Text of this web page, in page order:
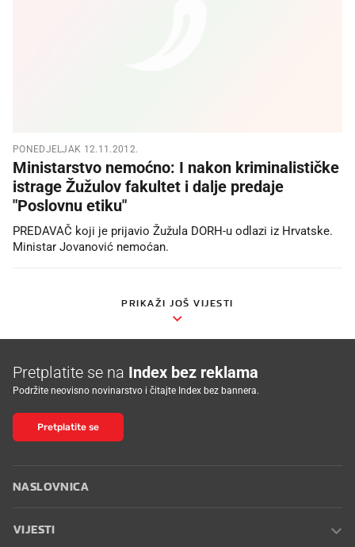
PONEDJELJAK 12.11.2012.
Ministarstvo nemoćno: I nakon kriminalističke
istrage Žužulov fakultet i dalje predaje
"Poslovnu etiku"
PREDAVAČ koji je prijavio Žužula DORH-u odlazi iz Hrvatske.
Ministar Jovanović nemoćan.
PRIKAŽI JOŠ VIJESTI
Pretplatite se na Index bez reklama
Podržite neovisno novinarstvo i čitajte Index bez bannera.
Pretplatite se
NASLOVNICA
VIJESTI